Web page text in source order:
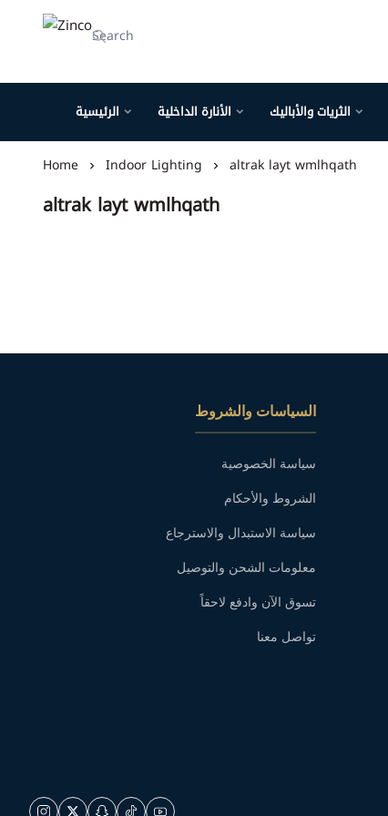
الرئيسية الأنارة الداخلية الثريات والأباليك
Home Indoor Lighting altrak layt wmlhqath
altrak layt wmlhqath
السياسات والشروط
سياسة الخصوصية
الشروط والأحكام
سياسة الاستبدال والاسترجاع
معلومات الشحن والتوصيل
تسوق الآن وادفع لاحقاً
تواصل معنا